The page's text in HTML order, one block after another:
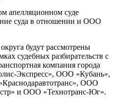
апелляционном суде
суда в отношении и ООО
будут рассмотрены
судебных разбирательств с
компания города
Экспресс», ООО «Кубань»,
ООО
и ООО «Технотранс-Юг».